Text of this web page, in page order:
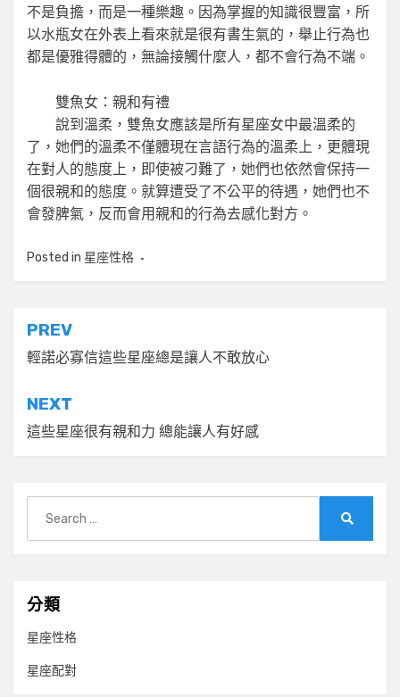
不是負擔，而是一種樂趣。因為掌握的知識很豐富，所
以水瓶女在外表上看來就是很有書生氣的，舉止行為也
都是優雅得體的，無論接觸什麼人，都不會行為不端。
雙魚女：親和有禮
說到溫柔，雙魚女應該是所有星座女中最溫柔的
了，她們的溫柔不僅體現在言語行為的溫柔上，更體現
在對人的態度上，即使被刁難了，她們也依然會保持一
個很親和的態度。就算遭受了不公平的待遇，她們也不
會發脾氣，反而會用親和的行為去感化對方。
Posted in 星座性格
文
章
導
覽
PREV
輕諾必寡信這些星座總是讓人不敢放心
NEXT
這些星座很有親和力 總能讓人有好感
for:
分類
星座性格
星座配對